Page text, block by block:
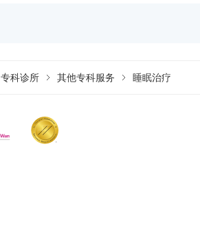
专科诊所 其他专科服务 睡眠治疗